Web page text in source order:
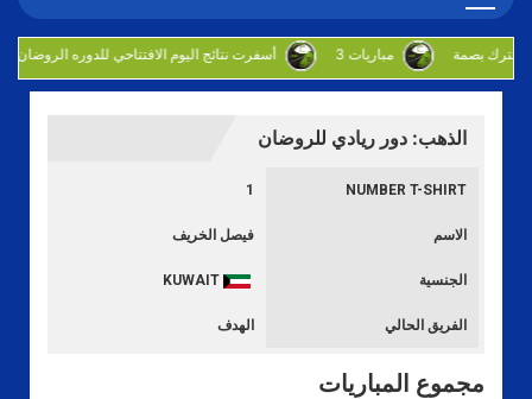
أسفرت نتائج اليوم الافتتاحي للدوره الروضان 3 مباريات
الذهب: دور ريادي للروضان
NUMBER T-SHIRT
1
الاسم فيصل الخريف
الجنسية
الفريق الحالي الهدف
مجموع المباريات